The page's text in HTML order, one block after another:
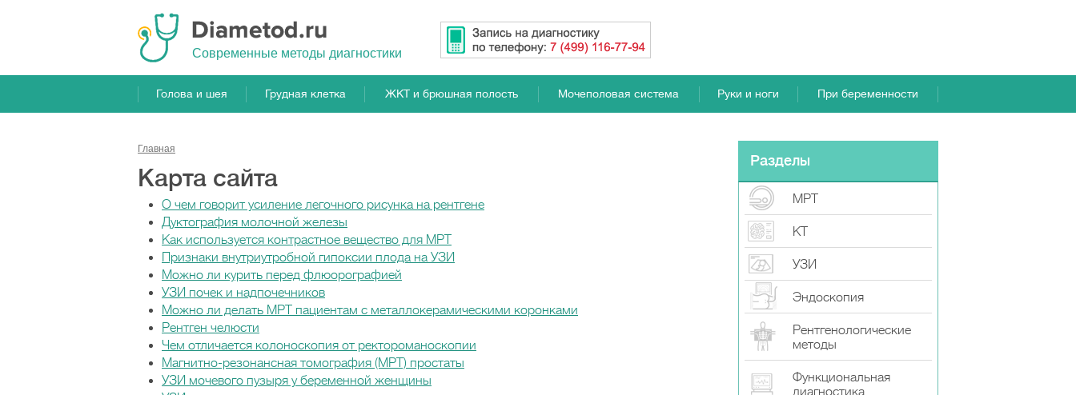
Cовременные методы диагностики
Голова и шея Грудная клетка ЖКТ и брюшная полость Мочеполовая система Руки и ноги При беременности
Главная
Карта сайта
О чем говорит усиление легочного рисунка на рентгене
Дуктография молочной железы
Как используется контрастное вещество для МРТ
Признаки внутриутробной гипоксии плода на УЗИ
Можно ли курить перед флюорографией
УЗИ почек и надпочечников
Можно ли делать МРТ пациентам с металлокерамическими коронками
Рентген челюсти
Чем отличается колоноскопия от ректороманоскопии
Магнитно-резонансная томография (МРТ) простаты
УЗИ мочевого пузыря у беременной женщины
Разделы
МРТ
КТ
УЗИ
Эндоскопия
Рентгенологические
методы
Функциональная
диагностика